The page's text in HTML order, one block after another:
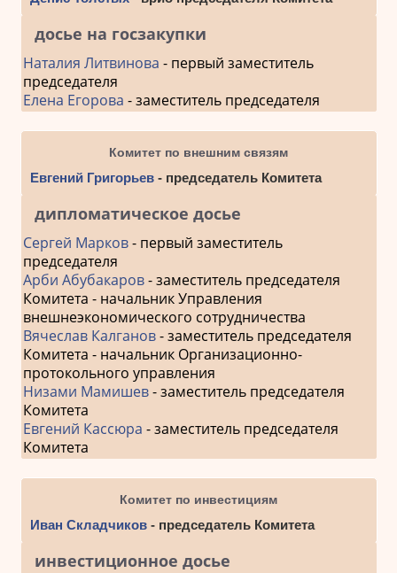
досье на госзакупки
Наталия Литвинова - первый заместитель
председателя
Елена Егорова - заместитель председателя
Комитет по внешним связям
Евгений Григорьев- председатель Комитета
дипломатическое досье
Сергей Марков- первый заместитель
председателя
Арби Абубакаров- заместитель председателя
Комитета - начальник Управления
внешнеэкономического сотрудничества
Вячеслав Калганов- заместитель председателя
Комитета - начальник Организационно-
протокольного управления
Низами Мамишев- заместитель председателя
Комитета
Евгений Кассюра - заместитель председателя
Комитета
Комитет по инвестициям
Иван Складчиков- председатель Комитета
инвестиционное досье